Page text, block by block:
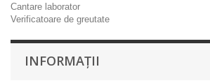
Cantare laborator
Verificatoare de greutate
INFORMAŢII